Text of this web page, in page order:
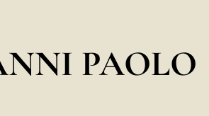
POLSKI
PAOLO